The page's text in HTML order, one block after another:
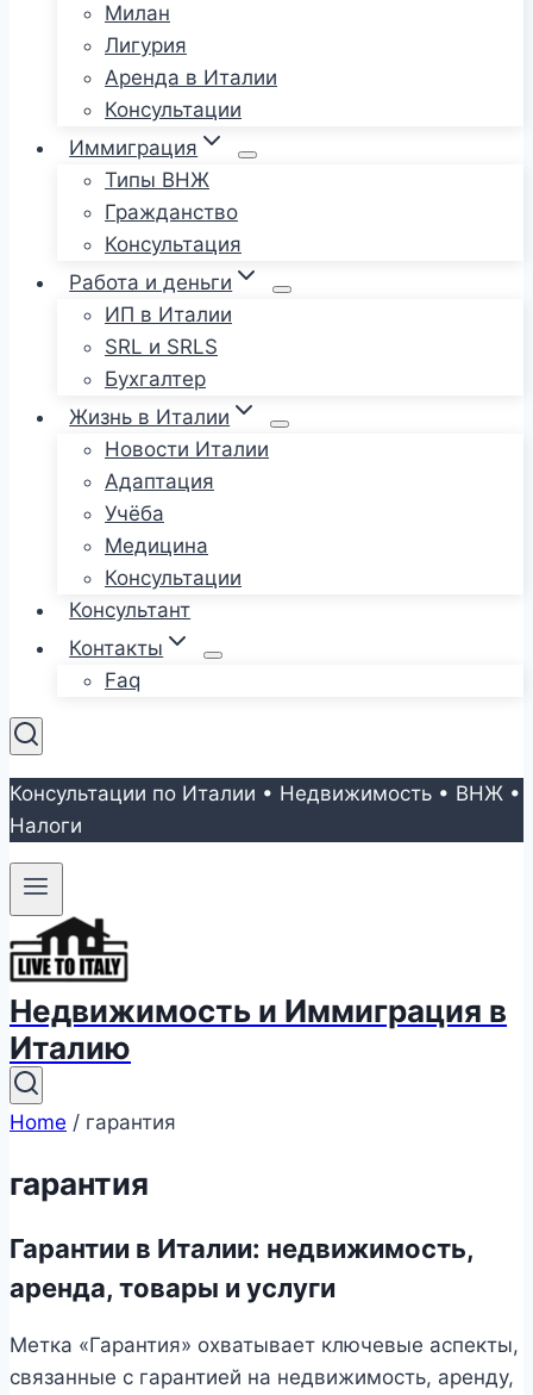
Милан
Лигурия
Аренда в Италии
Консультации
Иммиграция
Типы ВНЖ
Гражданство
Консультация
Работа и деньги
ИП в Италии
SRL и SRLS
Бухгалтер
Жизнь в Италии
Новости Италии
Адаптация
Учёба
Медицина
Консультации
Консультант
Контакты
Faq
Консультации по Италии • Недвижимость • ВНЖ •
Налоги
Недвижимость и Иммиграция в
Италию
Home / гарантия
гарантия
Гарантии в Италии: недвижимость,
аренда, товары и услуги
Метка «Гарантия» охватывает ключевые аспекты,
связанные с гарантией на недвижимость, аренду,